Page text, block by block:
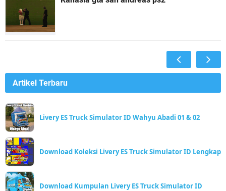
Artikel Terbaru
Livery ES Truck Simulator ID Wahyu Abadi 01 & 02
Download Koleksi Livery ES Truck Simulator ID Lengkap
Download Kumpulan Livery ES Truck Simulator ID